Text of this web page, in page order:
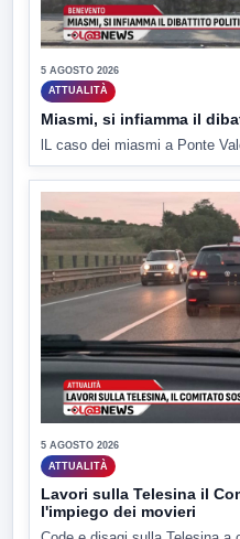
5 AGOSTO 2026
ATTUALITÀ
Miasmi, si infiamma il
lL caso dei miasmi a Ponte
5 AGOSTO 2026
ATTUALITÀ
Lavori sulla Telesina il
l'impiego dei movieri